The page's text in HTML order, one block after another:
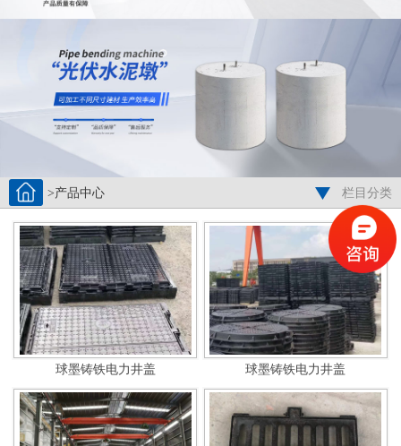
>产品中心 栏目分类
球墨铸铁电力井盖 球墨铸铁电力井盖